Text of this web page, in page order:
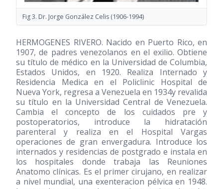
Fig 3. Dr. Jorge González Celis (1906-1994)
HERMOGENES RIVERO. Nacido en Puerto Rico, en
1907, de padres venezolanos en el exilio. Obtiene
su título de médico en la Universidad de Columbia,
Estados Unidos, en 1920. Realiza Internado y
Residencia Medica en el Policlinic Hospital de
Nueva York, regresa a Venezuela en 1934y revalida
su título en la Universidad Central de Venezuela.
Cambia el concepto de los cuidados pre y
postoperatorios, introduce la hidratación
parenteral y realiza en el Hospital Vargas
operaciones de gran envergadura. Introduce los
internados y residencias de postgrado e instala en
los hospitales donde trabaja las Reuniones
Anatomo clínicas. Es el primer cirujano, en realizar
a nivel mundial, una exenteracion pélvica en 1948.